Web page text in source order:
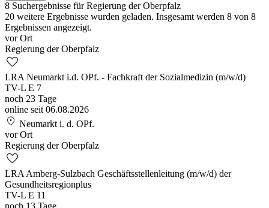
8 Suchergebnisse für Regierung der Oberpfalz
20 weitere Ergebnisse wurden geladen. Insgesamt werden 8 von 8
Ergebnissen angezeigt.
vor Ort
Regierung der Oberpfalz
favorite
LRA Neumarkt i.d. OPf. - Fachkraft der Sozialmedizin (m/w/d)
TV-L E 7
noch 23 Tage
online seit 06.08.2026
location_on Neumarkt i. d. OPf.
vor Ort
Regierung der Oberpfalz
favorite
LRA Amberg-Sulzbach Geschäftsstellenleitung (m/w/d) der
Gesundheitsregionplus
TV-L E 11
noch 13 Tage